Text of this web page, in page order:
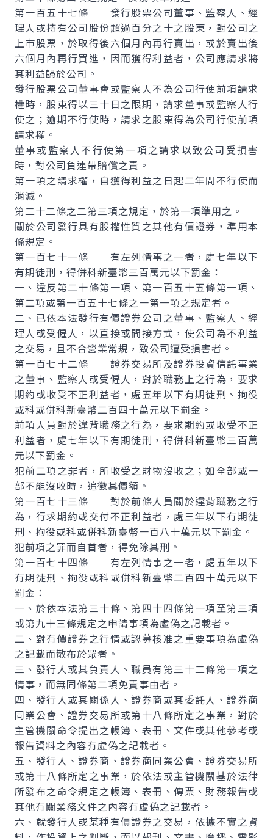
第一百五十七條 發行股票公司董事、監察人、經
理人或持有公司股份超過百分之十之股東，對公司之
上巿股票，於取得後六個月內再行賣出，或於賣出後
六個月內再行買進，因而獲得利益者，公司應請求將
其利益歸於公司。
發行股票公司董事會或監察人不為公司行使前項請求
權時，股東得以三十日之限期，請求董事或監察人行
使之；逾期不行使時，請求之股東得為公司行使前項
請求權。
董事或監察人不行使第一項之請求以致公司受損害
時，對公司負連帶賠償之責。
第一項之請求權，自獲得利益之日起二年間不行使而
消滅。
第二十二條之二第三項之規定，於第一項準用之。
關於公司發行具有股權性質之其他有價證券，準用本
條規定。
第一百七十一條 有左列情事之一者，處七年以下
有期徒刑，得併科新臺幣三百萬元以下罰金：
一、違反第二十條第一項、第一百五十五條第一項、
第二項或第一百五十七條之一第一項之規定者。
二、已依本法發行有價證券公司之董事、監察人、經
理人或受僱人，以直接或間接方式，使公司為不利益
之交易，且不合營業常規，致公司遭受損害者。
第一百七十二條 證券交易所及證券投資信託事業
之董事、監察人或受僱人，對於職務上之行為，要求
期約或收受不正利益者，處五年以下有期徒刑、拘役
或科或併科新臺幣二百四十萬元以下罰金。
前項人員對於違背職務之行為，要求期約或收受不正
利益者，處七年以下有期徒刑，得併科新臺幣三百萬
元以下罰金。
犯前二項之罪者，所收受之財物沒收之；如全部或一
部不能沒收時，追徵其價額。
第一百七十三條 對於前條人員關於違背職務之行
為，行求期約或交付不正利益者，處三年以下有期徒
刑、拘役或科或併科新臺幣一百八十萬元以下罰金。
犯前項之罪而自首者，得免除其刑。
第一百七十四條 有左列情事之一者，處五年以下
有期徒刑、拘役或科或併科新臺幣二百四十萬元以下
罰金：
一、於依本法第三十條、第四十四條第一項至第三項
或第九十三條規定之申請事項為虛偽之記載者。
二、對有價證券之行情或認募核准之重要事項為虛偽
之記載而散布於眾者。
三、發行人或其負責人、職員有第三十二條第一項之
情事，而無同條第二項免責事由者。
四、發行人或其關係人、證券商或其委託人、證券商
同業公會、證券交易所或第十八條所定之事業，對於
主管機關命令提出之帳簿、表冊、文件或其他參考或
報告資料之內容有虛偽之記載者。
五、發行人、證券商、證券商同業公會、證券交易所
或第十八條所定之事業，於依法或主管機關基於法律
所發布之命令規定之帳簿、表冊、傳票、財務報告或
其他有關業務文件之內容有虛偽之記載者。
六、就發行人或某種有價證券之交易，依據不實之資